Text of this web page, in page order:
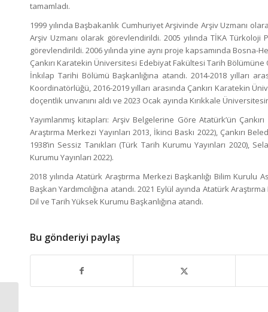
tamamladı.
1999 yılında Başbakanlık Cumhuriyet Arşivinde Arşiv Uzmanı
Arşiv Uzmanı olarak görevlendirildi. 2005 yılında TİKA
görevlendirildi. 2006 yılında yine aynı proje kapsamında
Çankırı Karatekin Üniversitesi Edebiyat Fakültesi Tarih
İnkılap Tarihi Bölümü Başkanlığına atandı. 2014-2018 yılları
Koordinatörlüğü, 2016-2019 yılları arasında Çankırı Karatekin
doçentlik unvanını aldı ve 2023 Ocak ayında Kırıkkale
Yayımlanmış kitapları: Arşiv Belgelerine Göre Atatürk’ün
Araştırma Merkezi Yayınları 2013, İkinci Baskı 2022), Çankırı
1938’in Sessiz Tanıkları (Türk Tarih Kurumu Yayınları 2020),
Kurumu Yayınları 2022).
2018 yılında Atatürk Araştırma Merkezi Başkanlığı Bilim
Başkan Yardımcılığına atandı. 2021 Eylül ayında Atatürk
Dil ve Tarih Yüksek Kurumu Başkanlığına atandı.
Bu gönderiyi paylaş